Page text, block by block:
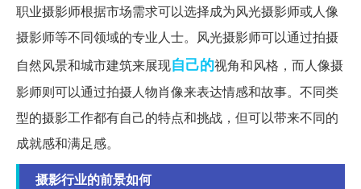
职业摄影师根据市场需求可以选择成为风光摄影师或人像
摄影师等不同领域的专业人士。风光摄影师可以通过拍摄
自然风景和城市建筑来展现自己的视角和风格，而人像摄
影师则可以通过拍摄人物肖像来表达情感和故事。不同类
型的摄影工作都有自己的特点和挑战，但可以带来不同的
成就感和满足感。
摄影行业的前景如何